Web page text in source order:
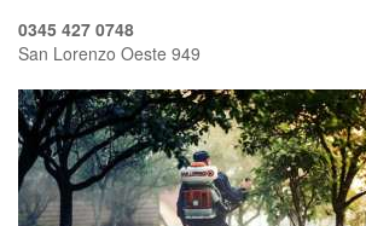
0345 427 0748
San Lorenzo Oeste 949